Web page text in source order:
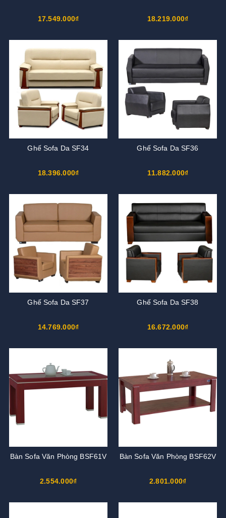
17.549.000₫ 18.219.000₫
Ghế Sofa Da SF34
18.396.000₫
Ghế Sofa Da SF36
11.882.000₫
Ghế Sofa Da SF37
14.769.000₫
Ghế Sofa Da SF38
16.672.000₫
Bàn Sofa Văn Phòng BSF61V
2.554.000₫
Bàn Sofa Văn Phòng BSF62V
2.801.000₫